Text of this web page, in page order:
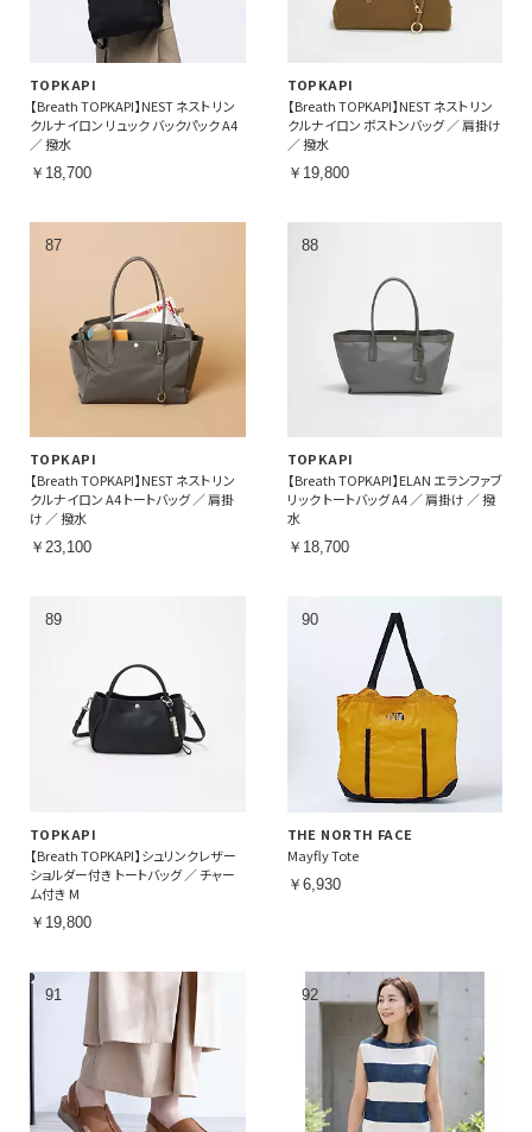
TOPKAPI
【Breath TOPKAPI】NEST ネスト リン
クルナイロン リュック バックパック A4
／ 撥水
￥18,700
TOPKAPI
【Breath TOPKAPI】NEST ネスト リン
クルナイロン ボストンバッグ ／ 肩掛け
／ 撥水
￥19,800
TOPKAPI
【Breath TOPKAPI】NEST ネスト リン
クルナイロン A4 トートバッグ ／ 肩掛
け ／ 撥水
￥23,100
TOPKAPI
【Breath TOPKAPI】ELAN エランファブ
リック トートバッグ A4 ／ 肩掛け ／ 撥
水
￥18,700
TOPKAPI
【Breath TOPKAPI】シュリンクレザー
ショルダー付き トートバッグ ／ チャー
ム付き M
￥19,800
THE NORTH FACE
Mayfly Tote
￥6,930